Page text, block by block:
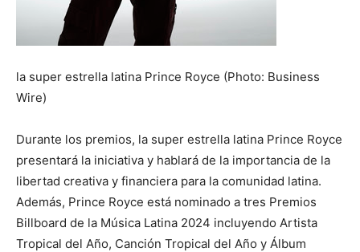
la super estrella latina Prince Royce (Photo: Business
Wire)
Durante los premios, la super estrella latina Prince Royce
presentará la iniciativa y hablará de la importancia de la
libertad creativa y financiera para la comunidad latina.
Además, Prince Royce está nominado a tres Premios
Billboard de la Música Latina 2024 incluyendo Artista
Tropical del Año, Canción Tropical del Año y Álbum